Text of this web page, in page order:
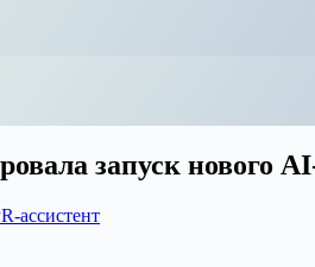
запуск нового
ассистент